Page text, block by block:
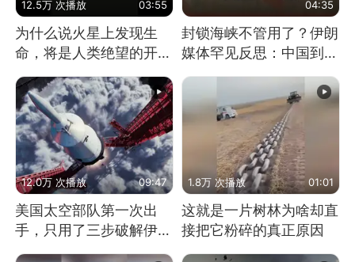
12.5万 次播放 03:55
为什么说火星上发现生
命，将是人类绝望的开
始？
04:35
封锁海峡不管用了？伊朗
媒体罕见反思：中国到底
是不是在"拆台"
12.0万 次播放 09:47
美国太空部队第一次出
手，只用了三步破解伊朗
1.8万 次播放 01:01
这就是一片树林为啥却直
接把它粉碎的真正原因